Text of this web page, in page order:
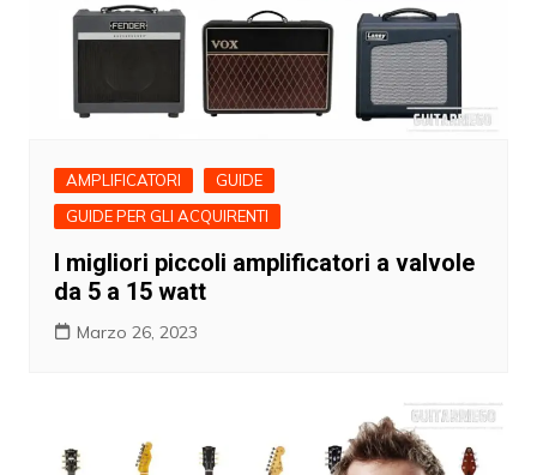
AMPLIFICATORI
GUIDE
GUIDE PER GLI ACQUIRENTI
I migliori piccoli amplificatori a valvole
da 5 a 15 watt
Marzo 26, 2023